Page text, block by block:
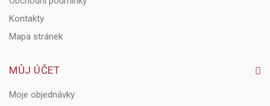
Kontakty
Mapa stránek
MŮJ ÚČET
Moje objednávky